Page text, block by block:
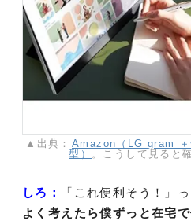
▲出典： Amazon（LG gram
型）
。こうして見ると
しろ：
「これ便利そう！」
よく考えたら僕ずっと在宅